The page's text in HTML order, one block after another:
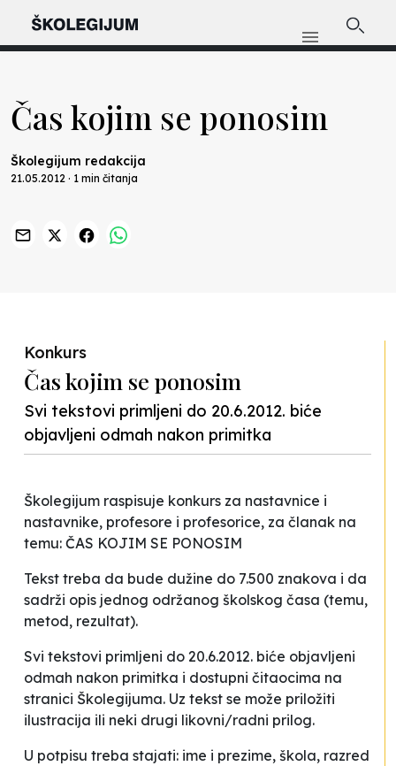
Čas kojim se ponosim
Školegijum redakcija
21.05.2012 · 1 min čitanja
Konkurs
Čas kojim se ponosim
Svi tekstovi primljeni do 20.6.2012. biće
objavljeni odmah nakon primitka
Školegijum raspisuje konkurs za nastavnice i
nastavnike, profesore i profesorice, za članak na
temu: ČAS KOJIM SE PONOSIM
Tekst treba da bude dužine do 7.500 znakova i da
sadrži opis jednog održanog školskog časa (temu,
metod, rezultat).
Svi tekstovi primljeni do 20.6.2012. biće objavljeni
odmah nakon primitka i dostupni čitaocima na
stranici Školegijuma. Uz tekst se može priložiti
ilustracija ili neki drugi likovni/radni prilog.
U potpisu treba stajati: ime i prezime, škola, razred